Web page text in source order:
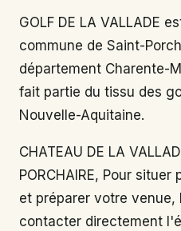
GOLF DE LA VALLADE
commune de Saint-
département Charente-
fait partie du tissu des
Nouvelle-Aquitaine.
CHATEAU DE LA
PORCHAIRE, Pour
et préparer votre venue,
contacter directement